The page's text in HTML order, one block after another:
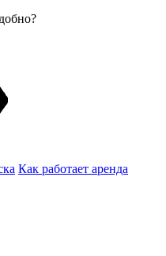
Как работает аренда